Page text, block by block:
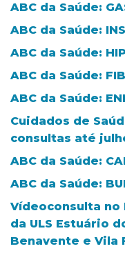
ABC da Saúde:
ABC da Saúde:
ABC da Saúde:
ABC da Saúde:
ABC da Saúde:
Cuidados de
consultas até
ABC da Saúde:
ABC da Saúde:
Vídeoconsulta
da ULS Estuário
Benavente e Vila